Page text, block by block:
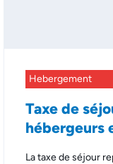
Hebergement
Taxe de
hébergeurs
La taxe de séjour